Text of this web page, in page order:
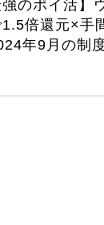
強のポイ活】
1.5倍還元×手
年9月の制